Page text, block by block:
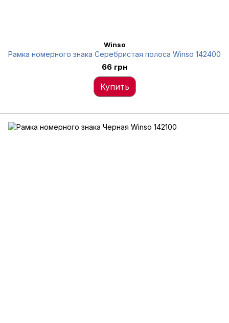
Winso
Рамка номерного знака Серебристая полоса Winso 142400
66 грн
Купить